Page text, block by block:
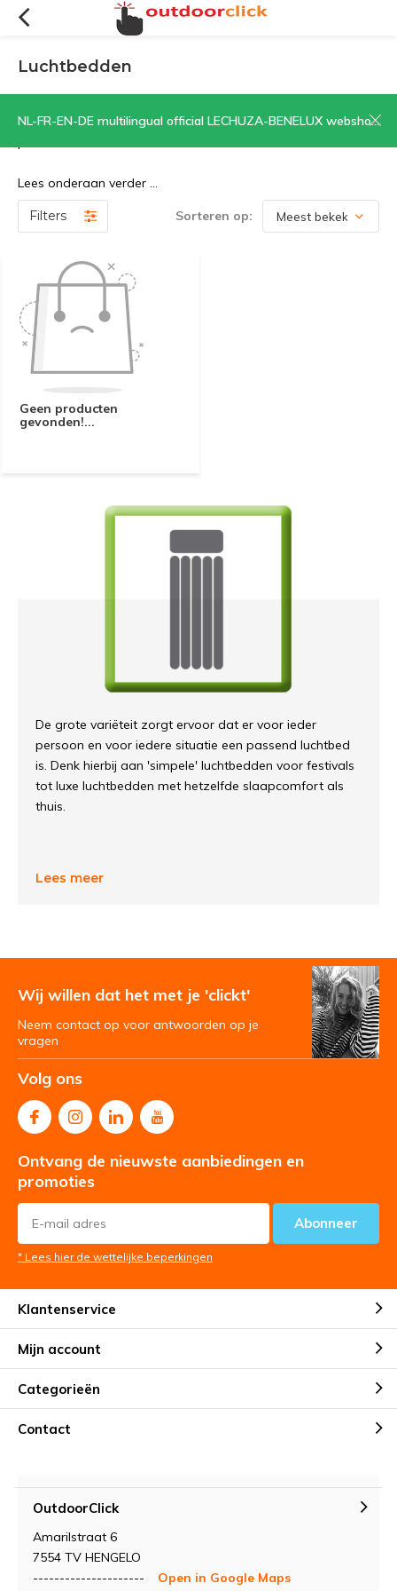
NL-FR-EN-DE multilingual official LECHUZA-BENELUX webshop | CLICK HERE NOW!
Luchtbedden
ervoor dat er voor ieder persoon en voor iedere situatie een
Lees onderaan verder ...
Filters Sorteren op:
Geen producten
gevonden!...
De grote variëteit zorgt ervoor dat er voor ieder
persoon en voor iedere situatie een passend luchtbed
is. Denk hierbij aan 'simpele' luchtbedden voor festivals
tot luxe luchtbedden met hetzelfde slaapcomfort als
thuis.
Lees meer
Wij willen dat het met je 'clickt'
Neem contact op voor antwoorden op je
vragen
Volg ons
Ontvang de nieuwste aanbiedingen en
promoties
Abonneer
* Lees hier de wettelijke beperkingen
Klantenservice
Mijn account
Categorieën
Contact
OutdoorClick
Amarilstraat 6
7554 TV HENGELO
---------------------
Open in Google Maps